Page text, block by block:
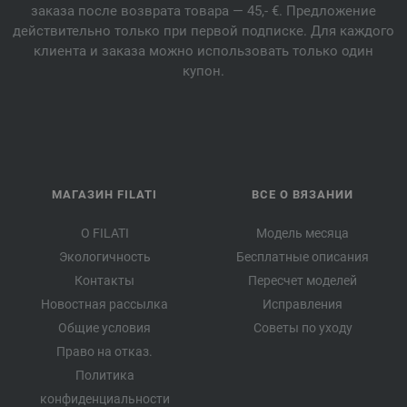
заказа после возврата товара — 45,- €. Предложение
действительно только при первой подписке. Для каждого
клиента и заказа можно использовать только один
купон.
МАГАЗИН FILATI
О FILATI
Экологичность
Контакты
Новостная рассылка
Общие условия
Право на отказ.
Политика
конфиденциальности
ВСЕ О ВЯЗАНИИ
Модель месяца
Бесплатные описания
Пересчет моделей
Исправления
Советы по уходу